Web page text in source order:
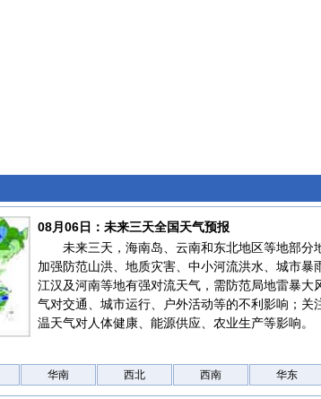
08月06日：未来三天全国天气预报
未来三天，海南岛、云南和东北地区等地部分
加强防范山洪、地质灾害、中小河流洪水、城市暴
江汉及河南等地有强对流天气，需防范局地雷暴大
气对交通、城市运行、户外活动等的不利影响；关
温天气对人体健康、能源供应、农业生产等影响。
华南 西北 西南 华东